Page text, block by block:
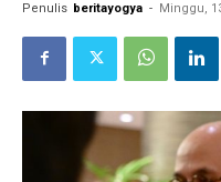
Penulis beritayogya - Minggu,